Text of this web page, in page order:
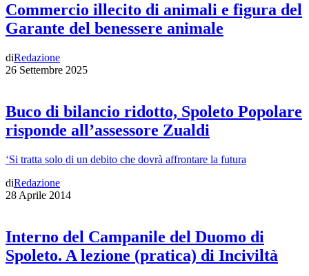
Commercio illecito di animali e figura del
Garante del benessere animale
diRedazione
26 Settembre 2025
Buco di bilancio ridotto, Spoleto Popolare
risponde all’assessore Zualdi
‘Si tratta solo di un debito che dovrà affrontare la futura
diRedazione
28 Aprile 2014
Interno del Campanile del Duomo di
Spoleto. A lezione (pratica) di Inciviltà